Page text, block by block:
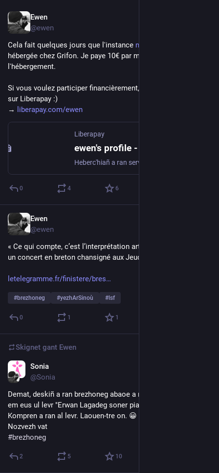
Ewen
@ewen
Cela fait quelques jours que l'instance mastodon.fedi.bzh
hébergée chez Grifon. Je paye 10€ par mois pour
l'hébergement.
Si vous voulez participer financièrement, vous pouvez le faire
sur Liberapay :)
→
liberapay.com/ewen
Liberapay
ewen's profile - Liberapay
0 4 6
Ewen
@ewen
« Ce qui compte, c’est l’interprétation artistique » : à Brest,
un concert en breton chansigné aux Jeudis du port
letelegramme.fr/finistere/bres
#brezhoneg #yezhArSinoù # lsf
0 1 1
Skignet gant Ewen
Sonia
@Sonia
Demat, deskiñ a ran brezhoneg abaoe a miz C'hwevrer. Prenañ
em eus ul levr "Erwan Lagadeg soner piano" eus Mark Kerrain.
Kompren a ran al levr. Laouen-tre on. 😀
Nozvezh vat
#brezhoneg
2 5 10